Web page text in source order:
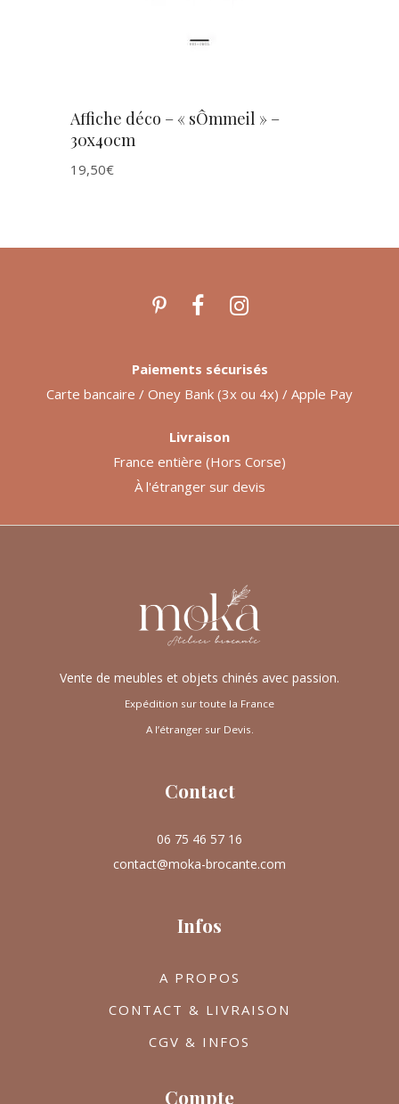
Affiche déco – « sÔmmeil » –
30x40cm
19,50€
Vente de meubles et objets chinés avec passion.
Expédition sur toute la France
A l’étranger sur Devis.
Contact
06 75 46 57 16
contact@moka-brocante.com
Infos
A PROPOS
CONTACT & LIVRAISON
CGV & INFOS
Compte
Paiements sécurisés
Carte bancaire / Oney Bank (3x ou 4x) / Apple Pay
Livraison
France entière (Hors Corse)
À l'étranger sur devis